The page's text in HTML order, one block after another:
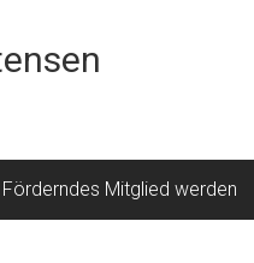
Förderndes Mitglied werden